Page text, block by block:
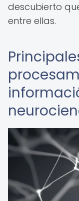
descubierto
entre ellas.